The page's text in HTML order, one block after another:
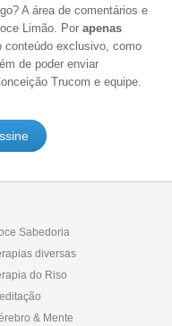
A área de comentários e
Limão. Por apenas
conteúdo exclusivo, como
de poder enviar
Trucom e equipe.
Sabedoria
diversas
do Riso
& Mente